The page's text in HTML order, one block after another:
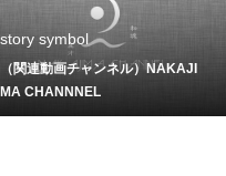
story symbol
（関連動画チャンネル）NAKAJI
MA CHANNNEL